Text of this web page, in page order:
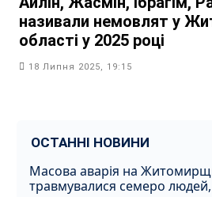
називали немовлят у
області у 2025 році
18 Липня 2025, 19:15
ОСТАННІ НОВИНИ
Масова аварія на
травмувалися семеро людей,